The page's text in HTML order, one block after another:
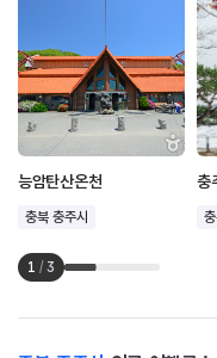
능암탄산온천
충북 충주시
충
1 / 3